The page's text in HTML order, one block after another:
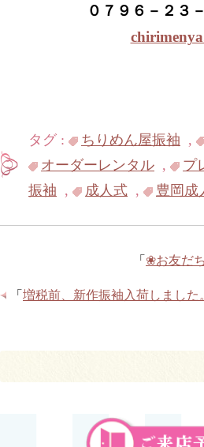
０７９６－２３
タグ : ちりめん屋振袖 ,
オーダーレンタル , プ
振袖 , 成人式 , 豊岡成
「 ❀お友だ
「 増税前、新作振袖入荷しました